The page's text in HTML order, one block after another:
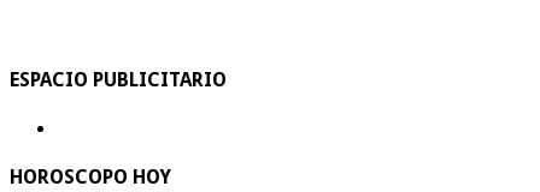
ESPACIO PUBLICITARIO
HOROSCOPO HOY